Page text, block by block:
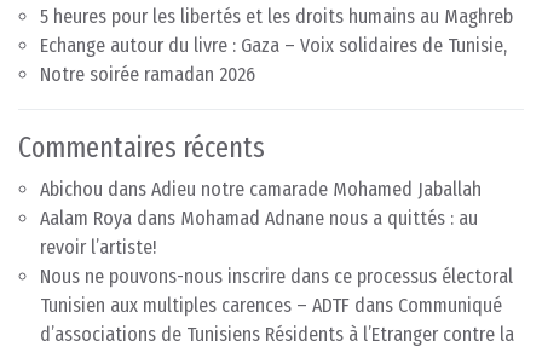
5 heures pour les libertés et les droits humains au Maghreb
Echange autour du livre : Gaza – Voix solidaires de Tunisie,
Notre soirée ramadan 2026
Commentaires récents
Abichou dans Adieu notre camarade Mohamed Jaballah
Aalam Roya dans Mohamad Adnane nous a quittés : au
revoir l’artiste!
Nous ne pouvons-nous inscrire dans ce processus électoral
Tunisien aux multiples carences – ADTF dans Communiqué
d’associations de Tunisiens Résidents à l’Etranger contre la